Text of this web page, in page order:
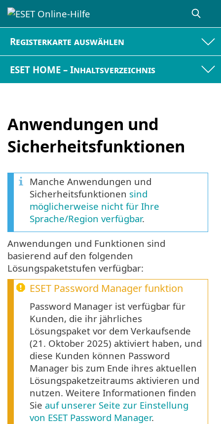
Registerkarte auswählen
ESET HOME – Inhaltsverzeichnis
Anwendungen und
Sicherheitsfunktionen
Manche Anwendungen und
Sicherheitsfunktionen sind
möglicherweise nicht für Ihre
Sprache/Region verfügbar.
Anwendungen und Funktionen sind
basierend auf den folgenden
Lösungspaketstufen verfügbar:
ESET Password Manager funktion
Password Manager ist verfügbar für
Kunden, die ihr jährliches
Lösungspaket vor dem Verkaufsende
(21. Oktober 2025) aktiviert haben, und
diese Kunden können Password
Manager bis zum Ende ihres aktuellen
Lösungspaketzeitraums aktivieren und
nutzen. Weitere Informationen finden
Sie auf unserer Seite zur Einstellung
von ESET Password Manager.